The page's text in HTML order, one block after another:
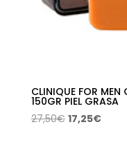
CLINIQUE FOR
150GR PIEL GRASA
27,50€ El
17,25€El